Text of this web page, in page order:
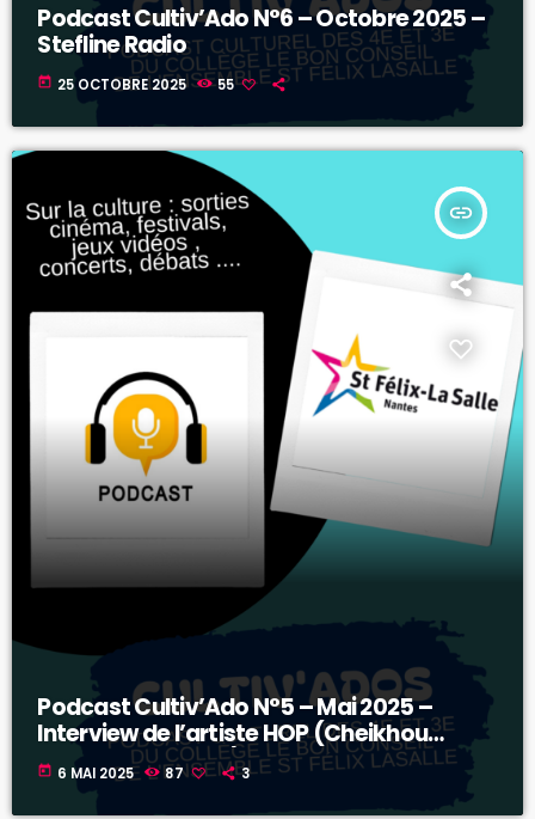
Podcast Cultiv’Ado N°6 – Octobre 2025 –
Stefline Radio
today 25 OCTOBRE 2025 55
insert_link
Podcast Cultiv’Ado N°5 – Mai 2025 –
Interview de l’artiste HOP (Cheikhou
Sabidou Dembelé)
today 6 MAI 2025 87 3